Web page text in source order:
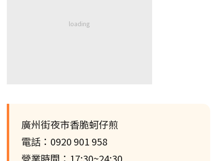
廣州街夜市香脆蚵仔煎
電話：0920 901 958
營業時間：17:30~24:30